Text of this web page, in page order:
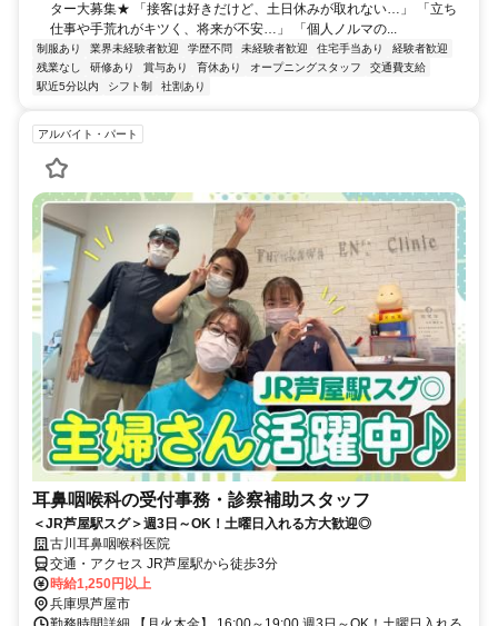
ター大募集★ 「接客は好きだけど、土日休みが取れない…」 「立ち
仕事や手荒れがキツく、将来が不安…」 「個人ノルマの...
制服あり 業界未経験者歓迎 学歴不問 未経験者歓迎 住宅手当あり
経験者歓迎
残業なし
研修あり 賞与あり 育休あり オープニングスタッフ
交通費支給
駅近5分以内
シフト制 社割あり
アルバイト・パート
耳鼻咽喉科の受付事務・診察補助スタッフ
＜JR芦屋駅スグ＞週3日～OK！土曜日入れる方大歓迎◎
古川耳鼻咽喉科医院
交通・アクセス JR芦屋駅から徒歩3分
時給1,250円以上
兵庫県芦屋市